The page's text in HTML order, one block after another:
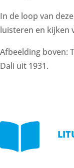
In de loop van
luisteren en kijken
Afbeelding boven:
Dali uit 1931.
